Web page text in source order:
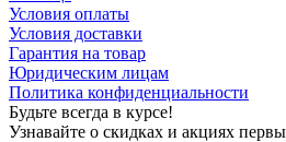
Условия оплаты
Условия доставки
Гарантия на товар
Юридическим лицам
Политика конфиденциальности
Будьте всегда в курсе!
Узнавайте о скидках и акциях